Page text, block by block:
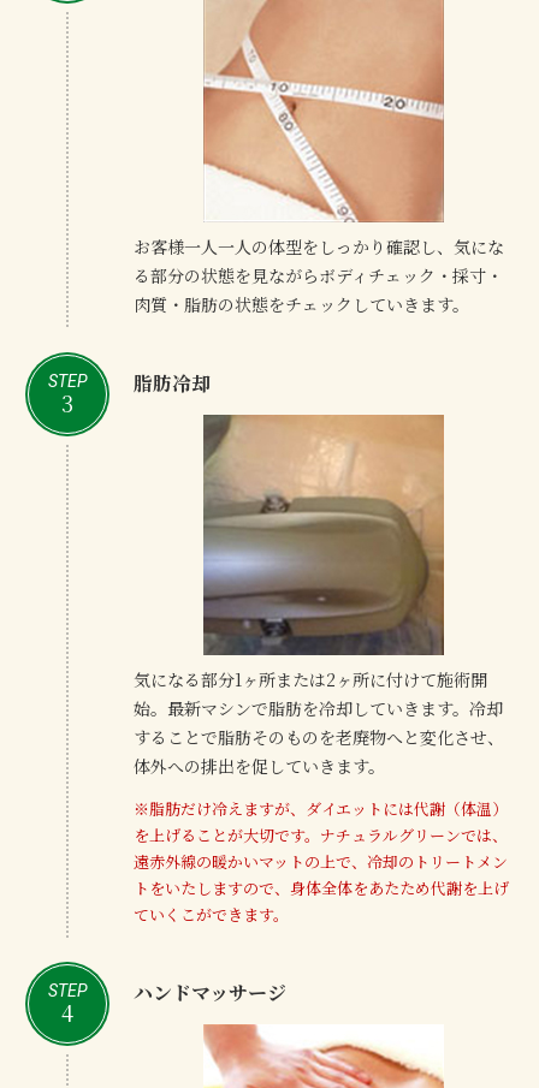
お客様一人一人の体型をしっかり確認し、気にな
る部分の状態を見ながらボディチェック・採寸・
肉質・脂肪の状態をチェックしていきます。
STEP
3
脂肪冷却
気になる部分1ヶ所または2ヶ所に付けて施術開
始。最新マシンで脂肪を冷却していきます。冷却
することで脂肪そのものを老廃物へと変化させ、
体外への排出を促していきます。
※脂肪だけ冷えますが、ダイエットには代謝（体温）
を上げることが大切です。ナチュラルグリーンでは、
遠赤外線の暖かいマットの上で、冷却のトリートメン
トをいたしますので、身体全体をあたため代謝を上げ
ていくこができます。
STEP
4
ハンドマッサージ